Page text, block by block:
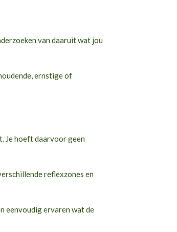
van daaruit wat jou
ernstige of
Je hoeft daarvoor geen
reflexzones en
eenvoudig ervaren wat de